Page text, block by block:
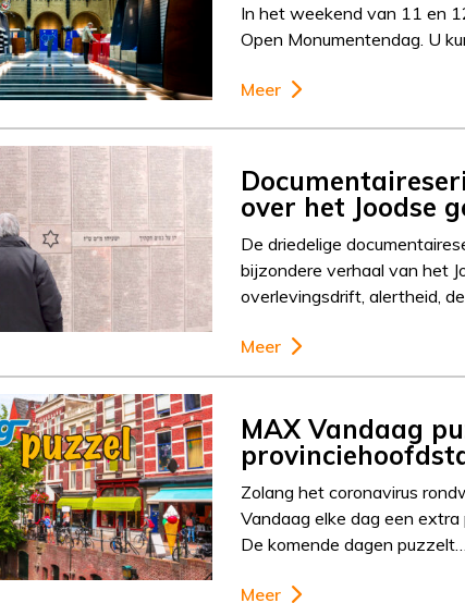
In het weekend van 11 en
Open Monumentendag. U
Meer
over het Joodse
De driedelige
bijzondere verhaal van het
overlevingsdrift, alertheid,
Meer
MAX Vandaag
Zolang het coronavirus
Vandaag elke dag een
De komende dagen puzzelt…
Meer